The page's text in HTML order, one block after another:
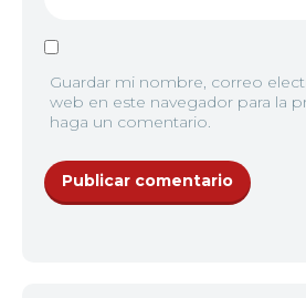
Guardar mi nombre, correo
web en este navegador para la
haga un comentario.